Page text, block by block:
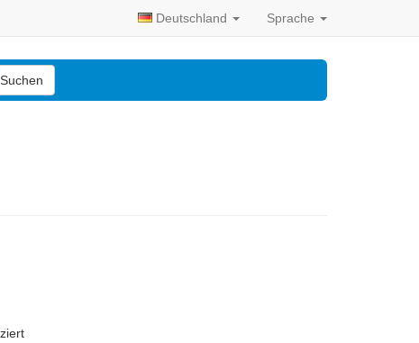
Deutschland Sprache
Suchen